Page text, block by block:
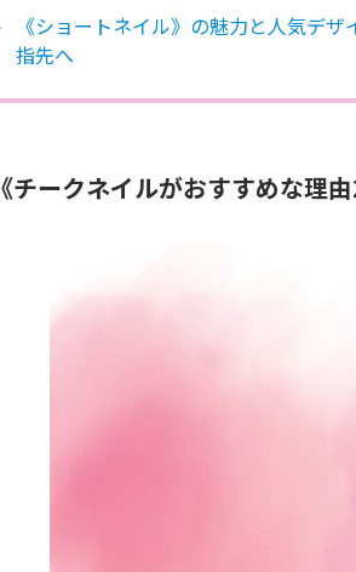
《ショートネイル》の魅力と人気デ
指先へ
《チークネイルがおすすめな理